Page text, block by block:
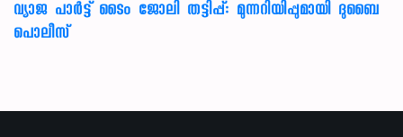
വ്യാജ പാർട്ട് ടൈം ജോലി തട്ടിപ്പ്: മുന്നറിയിപ്പുമായി ദുബൈ
പൊലീസ്